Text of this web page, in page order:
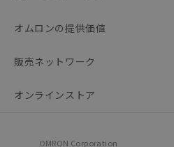
オムロンの提供価値
販売ネットワーク
オンラインストア
OMRON Corporation